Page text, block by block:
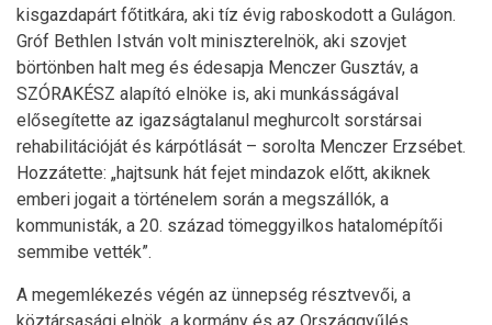
kisgazdapárt főtitkára, aki tíz évig raboskodott a Gulágon.
Gróf Bethlen István volt miniszterelnök, aki szovjet
börtönben halt meg és édesapja Menczer Gusztáv, a
SZÓRAKÉSZ alapító elnöke is, aki munkásságával
elősegítette az igazságtalanul meghurcolt sorstársai
rehabilitációját és kárpótlását – sorolta Menczer Erzsébet.
Hozzátette: „hajtsunk hát fejet mindazok előtt, akiknek
emberi jogait a történelem során a megszállók, a
kommunisták, a 20. század tömeggyilkos hatalomépítői
semmibe vették”.
A megemlékezés végén az ünnepség résztvevői, a
köztársasági elnök, a kormány és az Országgyűlés